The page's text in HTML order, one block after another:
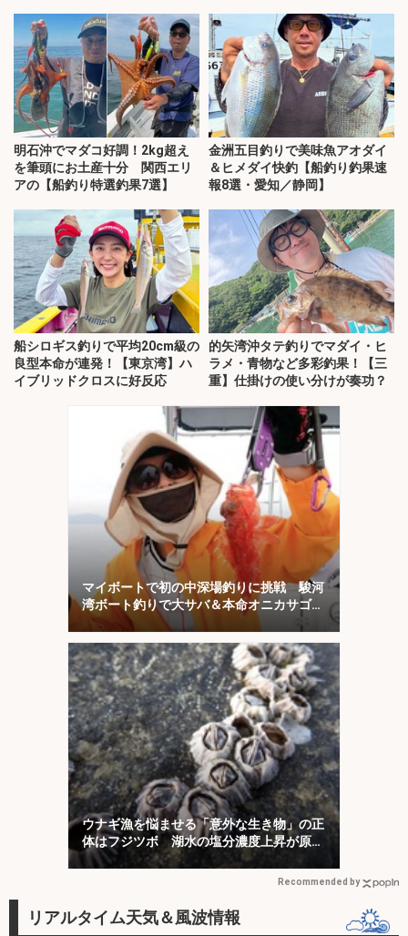
明石沖でマダコ好調！2kg超え
を筆頭にお土産十分 関西エリ
アの【船釣り特選釣果7選】
金洲五目釣りで美味魚アオダイ
＆ヒメダイ快釣【船釣り釣果速
報8選・愛知／静岡】
船シロギス釣りで平均20cm級の
良型本命が連発！【東京湾】ハ
イブリッドクロスに好反応
的矢湾沖タテ釣りでマダイ・ヒ
ラメ・青物など多彩釣果！【三
重】仕掛けの使い分けが奏功？
マイボートで初の中深場釣りに挑戦 駿河
湾ボート釣りで大サバ＆本命オニカサゴに
歓喜！
ウナギ漁を悩ませる「意外な生き物」の正
体はフジツボ 湖水の塩分濃度上昇が原因
か
Recommended by
リアルタイム天気＆風波情報